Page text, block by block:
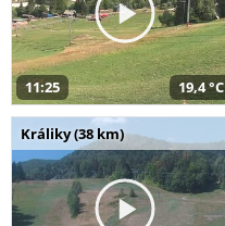
11:25 19,4 °C
Králiky (38 km)